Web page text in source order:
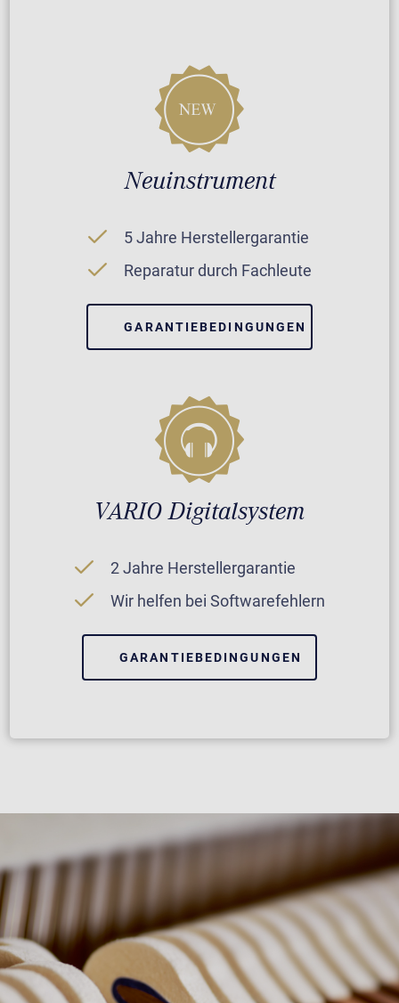
Neuinstrument
5 Jahre Herstellergarantie
Reparatur durch Fachleute
GARANTIEBEDINGUNGEN
VARIO Digitalsystem
2 Jahre Herstellergarantie
Wir helfen bei Softwarefehlern
GARANTIEBEDINGUNGEN